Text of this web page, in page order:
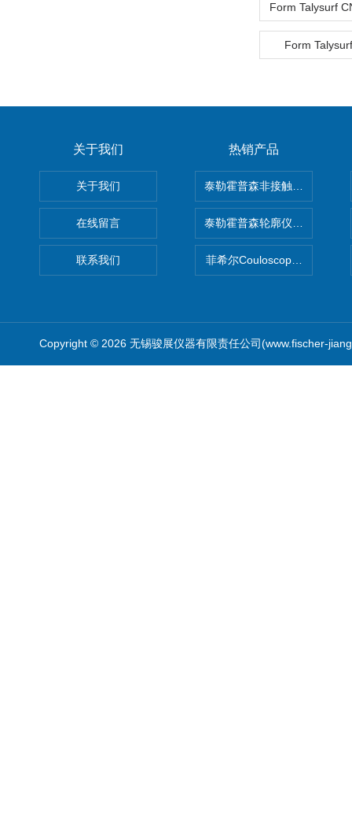
Form
关于我们
关于我们
在线留言
联系我们
热销产品
泰勒霍普森非接触式轮廓仪
泰勒霍普森轮廓仪|TAYLOR
菲希尔Couloscope CMS2电
Copyright © 2026 无锡骏展仪器有限责任公司(www.fischer-